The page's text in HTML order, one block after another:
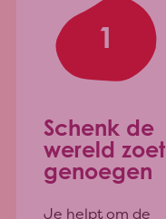
1
Schenk de
wereld zoet
genoegen
Je helpt om de